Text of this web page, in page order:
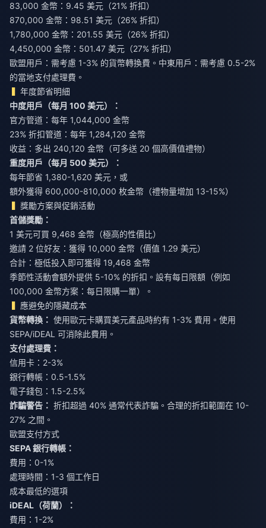
83,000 金幣：9.45 美元（21% 折扣）
870,000 金幣：98.51 美元（26% 折扣）
1,780,000 金幣：201.55 美元（26% 折扣）
4,450,000 金幣：501.47 美元（27% 折扣）
歐盟用戶：需考慮 1-3% 的貨幣轉換費。中東用戶：需考慮 0.5-2%
的當地支付處理費。
年度節省明細
中度用戶（每月 100 美元）：
官方管道：每年 1,044,000 金幣
23% 折扣管道：每年 1,284,120 金幣
收益：多出 240,120 金幣（可多送 20 個高價值禮物）
重度用戶（每月 500 美元）：
每年節省 1,380-1,620 美元，或
額外獲得 600,000-810,000 枚金幣（禮物量增加 13-15%）
獎勵方案與促銷活動
首儲獎勵：
1 美元可買 9,468 金幣（極高的性價比）
邀請 2 位好友：獲得 10,000 金幣（價值 1.29 美元）
合計：極低投入即可獲得 19,468 金幣
季節性活動會額外提供 5-10% 的折扣。設有每日限額（例如
100,000 金幣方案：每日限購一單）。
應避免的隱藏成本
貨幣轉換： 使用歐元卡購買美元產品時約有 1-3% 費用。使用
SEPA/iDEAL 可消除此費用。
支付處理費：
信用卡：2-3%
銀行轉帳：0.5-1.5%
電子錢包：1.5-2.5%
詐騙警告： 折扣超過 40% 通常代表詐騙。合理的折扣範圍在 10-
27% 之間。
歐盟支付方式
SEPA 銀行轉帳：
費用：0-1%
處理時間：1-3 個工作日
成本最低的選項
iDEAL（荷蘭）：
費用：1-2%